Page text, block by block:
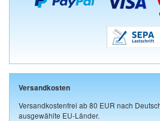
Versandkosten
Versandkostenfrei ab 80 EUR nach
ausgewählte EU-Länder.